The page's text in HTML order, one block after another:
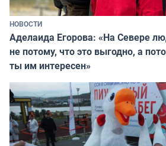
НОВОСТИ
Аделаида Егорова: «На Севере
не потому, что это выгодно, а
ты им интересен»